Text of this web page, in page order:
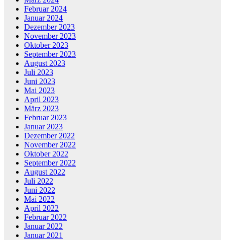
Februar 2024
Januar 2024
Dezember 2023
November 2023
Oktober 2023
September 2023
August 2023
Juli 2023
Juni 2023
Mai 2023
April 2023
März 2023
Februar 2023
Januar 2023
Dezember 2022
November 2022
Oktober 2022
September 2022
August 2022
Juli 2022
Juni 2022
Mai 2022
April 2022
Februar 2022
Januar 2022
Januar 2021